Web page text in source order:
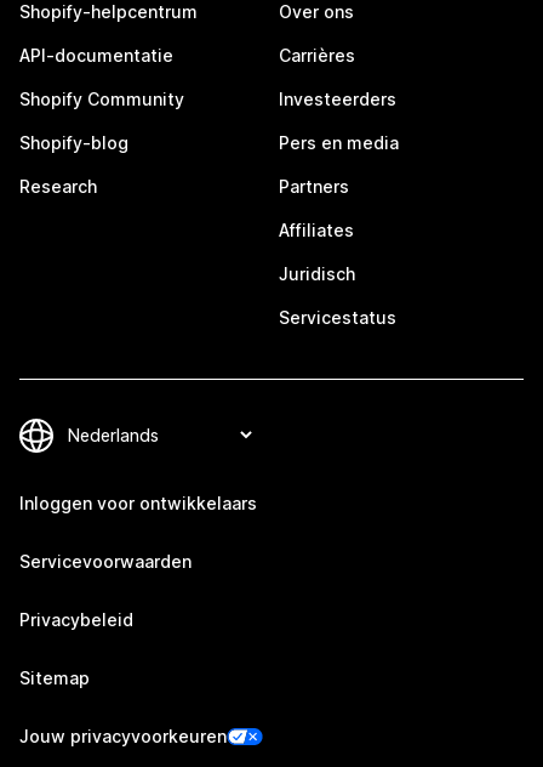
Shopify-helpcentrum
API-documentatie
Shopify Community
Shopify-blog
Research
Over ons
Carrières
Investeerders
Pers en media
Partners
Affiliates
Juridisch
Servicestatus
Inloggen voor ontwikkelaars
Servicevoorwaarden
Privacybeleid
Sitemap
Jouw privacyvoorkeuren